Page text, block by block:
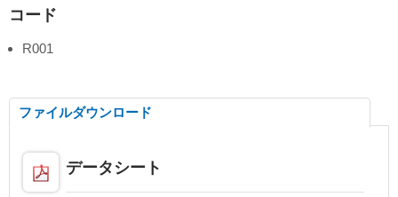
コード
R001
ファイルダウンロード
データシート